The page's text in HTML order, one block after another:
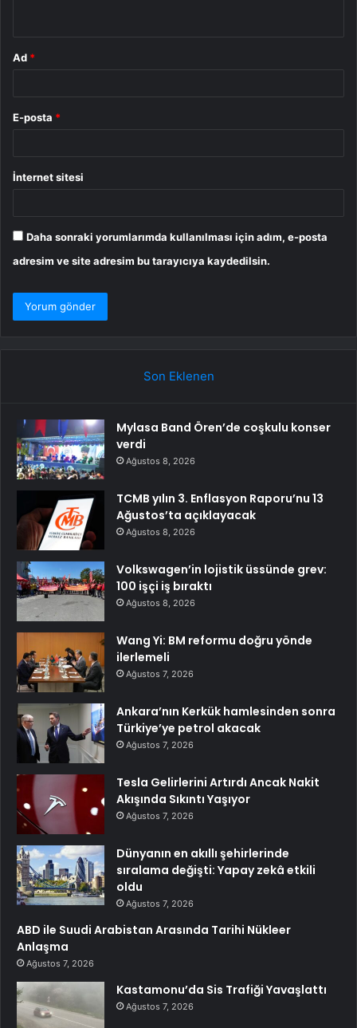
Ad *
E-posta *
İnternet sitesi
Daha sonraki yorumlarımda kullanılması için adım, e-posta
adresim ve site adresim bu tarayıcıya kaydedilsin.
Son Eklenen
Mylasa Band Ören’de coşkulu konser
verdi
Ağustos 8, 2026
TCMB yılın 3. Enflasyon Raporu’nu 13
Ağustos’ta açıklayacak
Ağustos 8, 2026
Volkswagen’in lojistik üssünde grev:
100 işçi iş bıraktı
Ağustos 8, 2026
Wang Yi: BM reformu doğru yönde
ilerlemeli
Ağustos 7, 2026
Ankara’nın Kerkük hamlesinden sonra
Türkiye’ye petrol akacak
Ağustos 7, 2026
Tesla Gelirlerini Artırdı Ancak Nakit
Akışında Sıkıntı Yaşıyor
Ağustos 7, 2026
Dünyanın en akıllı şehirlerinde
sıralama değişti: Yapay zekâ etkili
oldu
Ağustos 7, 2026
ABD ile Suudi Arabistan Arasında Tarihi Nükleer
Anlaşma
Ağustos 7, 2026
Kastamonu’da Sis Trafiği Yavaşlattı
Ağustos 7, 2026